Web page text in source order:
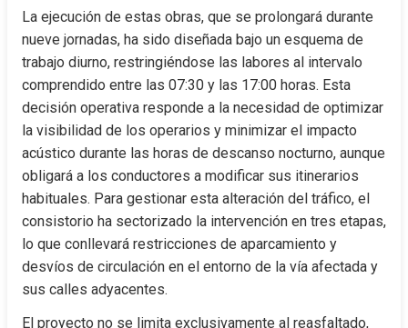
La ejecución de estas obras, que se prolongará durante
nueve jornadas, ha sido diseñada bajo un esquema de
trabajo diurno, restringiéndose las labores al intervalo
comprendido entre las 07:30 y las 17:00 horas. Esta
decisión operativa responde a la necesidad de optimizar
la visibilidad de los operarios y minimizar el impacto
acústico durante las horas de descanso nocturno, aunque
obligará a los conductores a modificar sus itinerarios
habituales. Para gestionar esta alteración del tráfico, el
consistorio ha sectorizado la intervención en tres etapas,
lo que conllevará restricciones de aparcamiento y
desvíos de circulación en el entorno de la vía afectada y
sus calles adyacentes.
El proyecto no se limita exclusivamente al reasfaltado,